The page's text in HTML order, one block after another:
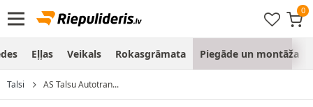
Eļļas Veikals Rokasgrāmata Piegāde un montāža
Talsi AS Talsu Autotran...